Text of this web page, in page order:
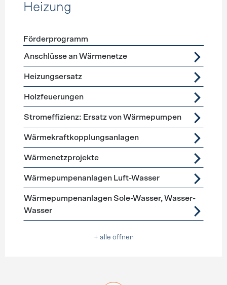
Heizung
Förderprogramme
Förderprogramm
Anschlüsse an Wärmenetze
Heizungsersatz
Holzfeuerungen
Stromeffizienz: Ersatz von Wärmepumpen
Wärmekraftkopplungsanlagen
Wärmenetzprojekte
Wärmepumpenanlagen Luft-Wasser
Wärmepumpenanlagen Sole-Wasser, Wasser-
Wasser
+ alle öffnen